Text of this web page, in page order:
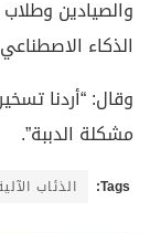
والصيادين
الذكاء
وقال: “أردنا
مشكلة الدببة”.
Tags: الذئاب